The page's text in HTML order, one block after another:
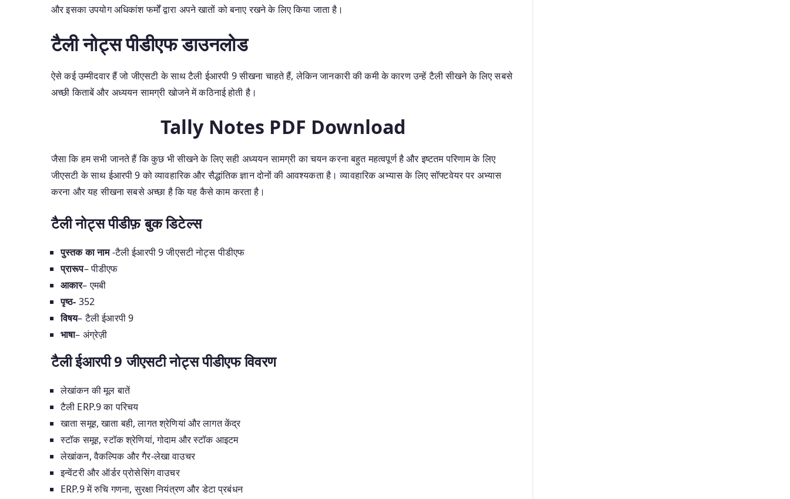
और इसका उपयोग अधिकांश फर्मों द्वारा अपने खातों को बनाए रखने के लिए किया जाता है।
टैली नोट्स पीडीएफ डाउनलोड
ऐसे कई उम्मीदवार हैं जो जीएसटी के साथ टैली ईआरपी 9 सीखना चाहते हैं, लेकिन जानकारी की कमी के कारण उन्हें टैली सीखने के लिए सबसे
अच्छी किताबें और अध्ययन सामग्री खोजने में कठिनाई होती है।
Tally Notes PDF Download
जैसा कि हम सभी जानते हैं कि कुछ भी सीखने के लिए सही अध्ययन सामग्री का चयन करना बहुत महत्वपूर्ण है और इष्टतम परिणाम के लिए
जीएसटी के साथ ईआरपी 9 को व्यावहारिक और सैद्धांतिक ज्ञान दोनों की आवश्यकता है। व्यावहारिक अभ्यास के लिए सॉफ्टवेयर पर अभ्यास
करना और यह सीखना सबसे अच्छा है कि यह कैसे काम करता है।
टैली नोट्स पीडीफ़ बुक डिटेल्स
पुस्तक का नाम-टैली ईआरपी 9 जीएसटी नोट्स पीडीएफ
प्रारूप– पीडीएफ
आकार– एमबी
पृष्ठ- 352
विषय– टैली ईआरपी 9
भाषा– अंग्रेज़ी
टैली ईआरपी 9 जीएसटी नोट्स पीडीएफ विवरण
लेखांकन की मूल बातें
टैली ERP.9 का परिचय
खाता समूह, खाता बही, लागत श्रेणियां और लागत केंद्र
स्टॉक समूह, स्टॉक श्रेणियां, गोदाम और स्टॉक आइटम
लेखांकन, वैकल्पिक और गैर-लेखा वाउचर
इन्वेंटरी और ऑर्डर प्रोसेसिंग वाउचर
ERP.9 में रुचि गणना, सुरक्षा नियंत्रण और डेटा प्रबंधन